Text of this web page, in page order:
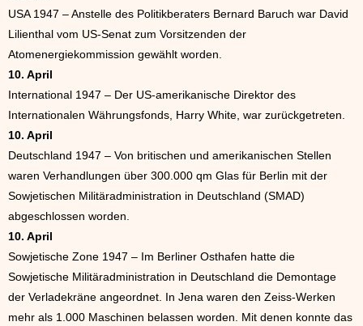
USA 1947 – Anstelle des Politikberaters Bernard Baruch war David
Lilienthal vom US-Senat zum Vorsitzenden der
Atomenergiekommission gewählt worden.
10. April
International 1947 – Der US-amerikanische Direktor des
Internationalen Währungsfonds, Harry White, war zurückgetreten.
10. April
Deutschland 1947 – Von britischen und amerikanischen Stellen
waren Verhandlungen über 300.000 qm Glas für Berlin mit der
Sowjetischen Militäradministration in Deutschland (SMAD)
abgeschlossen worden.
10. April
Sowjetische Zone 1947 – Im Berliner Osthafen hatte die
Sowjetische Militäradministration in Deutschland die Demontage
der Verladekräne angeordnet. In Jena waren den Zeiss-Werken
mehr als 1.000 Maschinen belassen worden. Mit denen konnte das